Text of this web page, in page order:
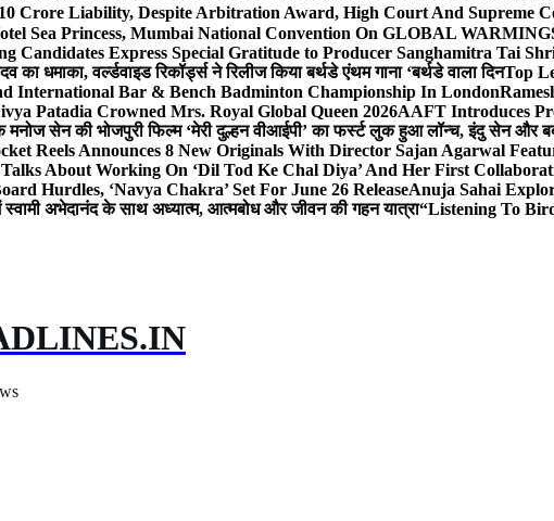
Crore Liability, Despite Arbitration Award, High Court And Supreme
Sea Princess, Mumbai National Convention On GLOBAL WARMING
Candidates Express Special Gratitude to Producer Sanghamitra Tai
का धमाका, वर्ल्डवाइड रिकॉर्ड्स ने रिलीज किया बर्थडे एंथम गाना ‘बर्थडे वाला दिनTop
International Bar & Bench Badminton Championship In London
Patadia Crowned Mrs. Royal Global Queen 2026AAFT Introduces
मनोज सेन की भोजपुरी फिल्म ‘मेरी दुल्हन वीआईपी’ का फर्स्ट लुक हुआ लॉन्च, इंदु सेन और
Reels Announces 8 New Originals With Director Sajan Agarwal
About Working On ‘Dil Tod Ke Chal Diya’ And Her First
Hurdles, ‘Navya Chakra’ Set For June 26 ReleaseAnuja Sahai
अभेदानंद के साथ अध्यात्म, आत्मबोध और जीवन की गहन यात्रा“Listening To